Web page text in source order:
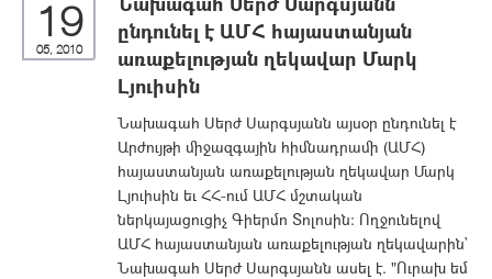
19
05, 2010
ընդունել է ԱՄՀ հայաստանյան
առաքելության ղեկավար Մարկ
Լյուիսին
Նախագահ Սերժ Սարգսյանն այսօր ընդունել է
Արժույթի միջազգային հիմնադրամի (ԱՄՀ)
հայաստանյան առաքելության ղեկավար Մարկ
Լյուիսին եւ ՀՀ-ում ԱՄՀ մշտական
ներկայացուցիչ Գիերմո Տոլոսին: Ողջունելով
ԱՄՀ հայաստանյան առաքելության ղեկավարին`
Նախագահ Սերժ Սարգսյանն ասել է. "Ուրախ եմ